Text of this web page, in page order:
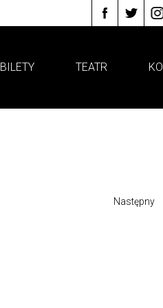
BILETY TEATR
Następny